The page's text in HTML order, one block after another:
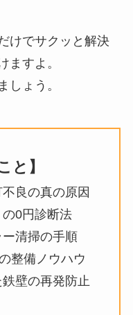
けでサクッと解決
ますよ。
しょう。
と】
良の真の原因
0円診断法
清掃の手順
整備ノウハウ
壁の再発防止